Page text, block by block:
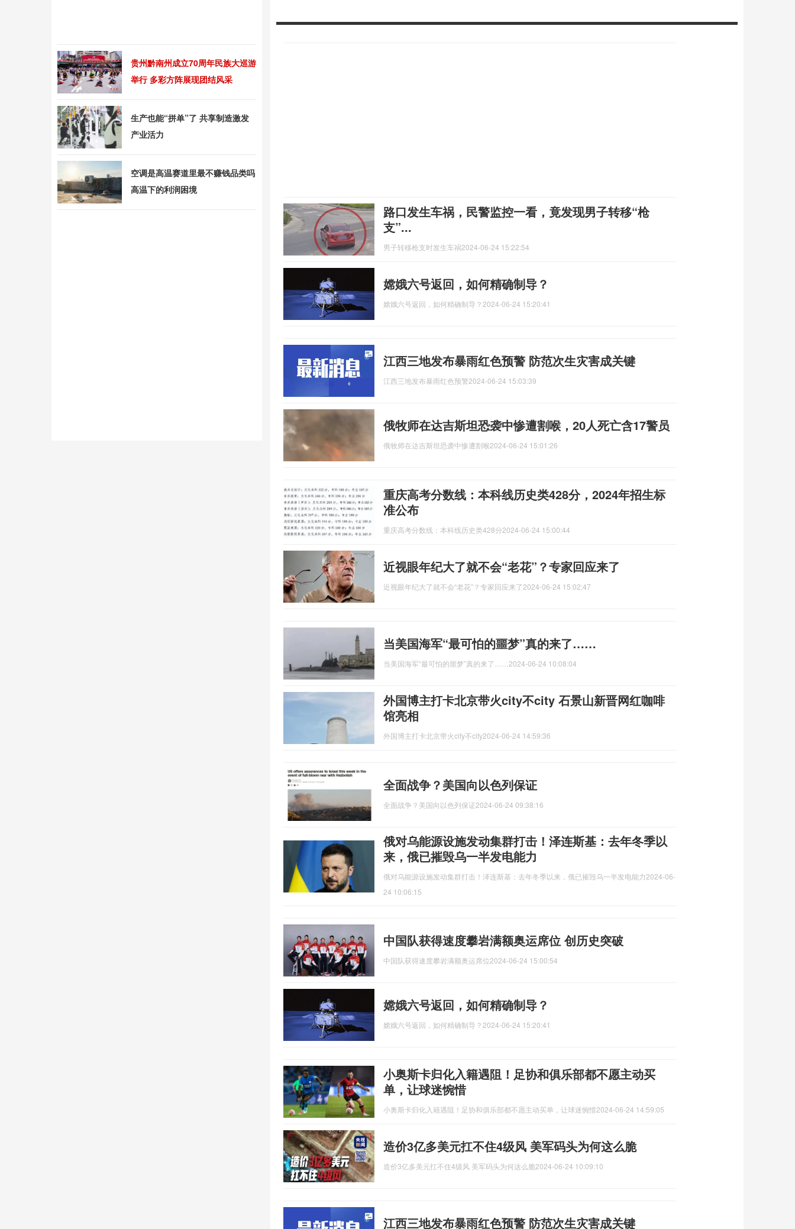
路口发生车祸，民警监控一看，竟发现男子转移“枪
支”...
男子转移枪支时发生车祸2024-06-24 15:22:54
嫦娥六号返回，如何精确制导？
嫦娥六号返回，如何精确制导？ 2024-06-24 15:20:41
江西三地发布暴雨红色预警 防范次生灾害成关键
江西三地发布暴雨红色预警2024-06-24 15:03:39
俄牧师在达吉斯坦恐袭中惨遭割喉，20人死亡含17警员
俄牧师在达吉斯坦恐袭中惨遭割喉2024-06-24 15:01:26
重庆高考分数线：本科线历史类428分，2024年招生标
准公布
重庆高考分数线：本科线历史类428分2024-06-24 15:00:44
近视眼年纪大了就不会“老花”？专家回应来了
近视眼年纪大了就不会“老花”？专家回应来了2024-06-24 15:02:47
当美国海军“最可怕的噩梦”真的来了……
当美国海军“最可怕的噩梦”真的来了…… 2024-06-24 10:08:04
外国博主打卡北京带火city不city 石景山新晋网红咖啡
馆亮相
外国博主打卡北京带火city不city2024-06-24 14:59:36
全面战争？美国向以色列保证
全面战争？美国向以色列保证2024-06-24 09:38:16
俄对乌能源设施发动集群打击！泽连斯基：去年冬季以
来，俄已摧毁乌一半发电能力
俄对乌能源设施发动集群打击！泽连斯基：去年冬季以来，俄已摧毁乌一半发电能力2024-06-
24 10:06:15
中国队获得速度攀岩满额奥运席位 创历史突破
中国队获得速度攀岩满额奥运席位2024-06-24 15:00:54
嫦娥六号返回，如何精确制导？
嫦娥六号返回，如何精确制导？ 2024-06-24 15:20:41
小奥斯卡归化入籍遇阻！足协和俱乐部都不愿主动买
单，让球迷惋惜
小奥斯卡归化入籍遇阻！足协和俱乐部都不愿主动买单，让球迷惋惜2024-06-24 14:59:05
造价3亿多美元扛不住4级风 美军码头为何这么脆
造价3亿多美元扛不住4级风 美军码头为何这么脆2024-06-24 10:09:10
江西三地发布暴雨红色预警 防范次生灾害成关键
贵州黔南州成立70周年民族大巡游
举行 多彩方阵展现团结风采
生产也能“拼单”了 共享制造激发
产业活力
空调是高温赛道里最不赚钱品类吗
高温下的利润困境